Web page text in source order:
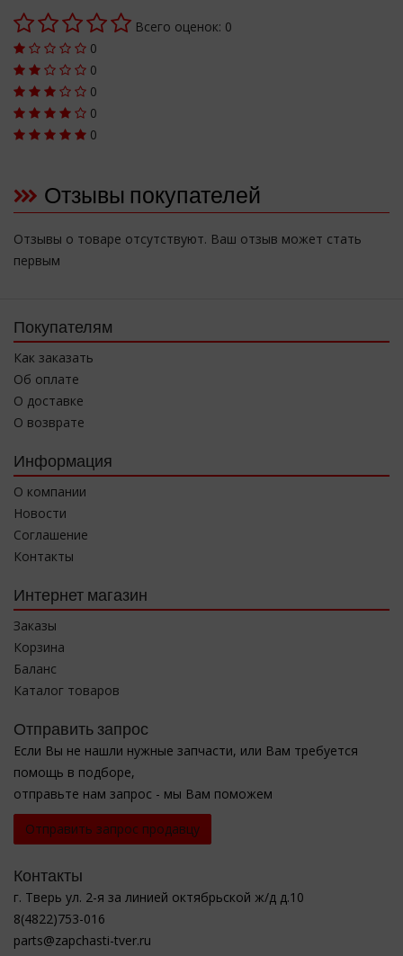
Всего оценок: 0
0
0
0
0
0
Отзывы покупателей
Отзывы о товаре отсутствуют. Ваш отзыв может стать
первым
Покупателям
Как заказать
Об оплате
О доставке
О возврате
Информация
О компании
Новости
Соглашение
Контакты
Интернет магазин
Заказы
Корзина
Баланс
Каталог товаров
Отправить запрос
Если Вы не нашли нужные запчасти, или Вам требуется
помощь в подборе,
отправьте нам запрос - мы Вам поможем
Отправить запрос продавцу
Контакты
г. Тверь ул. 2-я за линией октябрьской ж/д д.10
8(4822)753-016
parts@zapchasti-tver.ru